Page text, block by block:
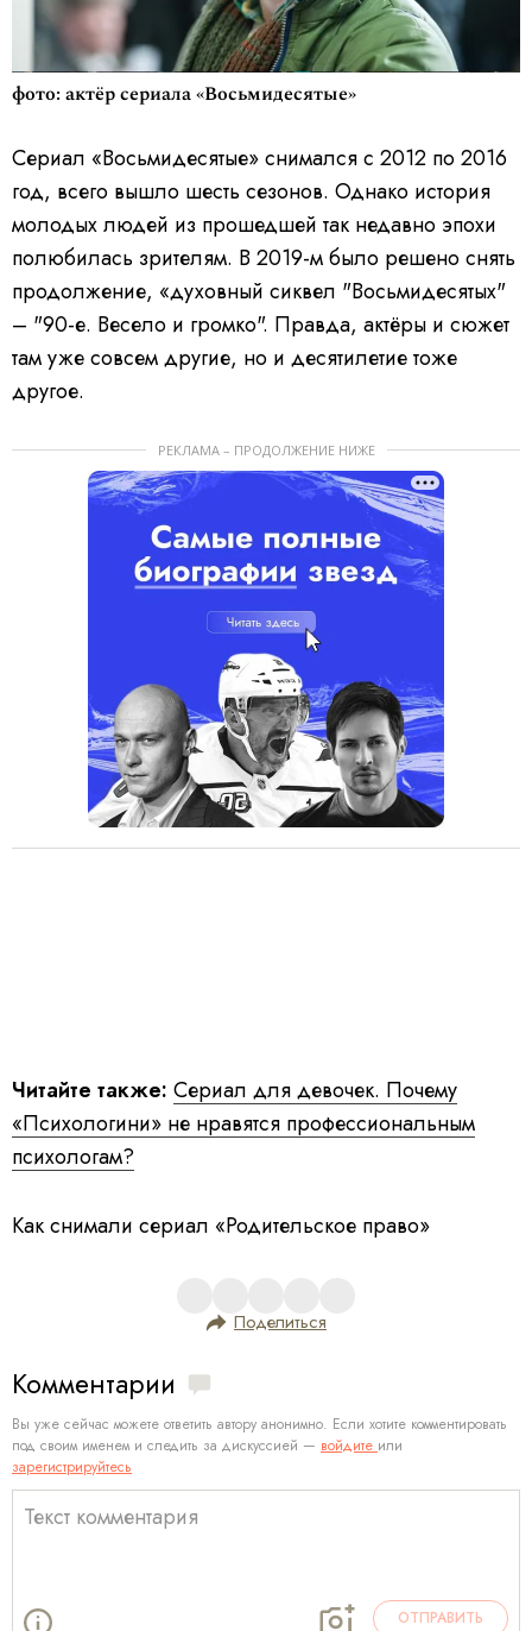
фото: актёр сериала «Восьмидесятые»
Сериал «Восьмидесятые» снимался с 2012 по 2016
год, всего вышло шесть сезонов. Однако история
молодых людей из прошедшей так недавно эпохи
полюбилась зрителям. В 2019-м было решено снять
продолжение, «духовный сиквел "Восьмидесятых"
– "90-е. Весело и громко". Правда, актёры и сюжет
там уже совсем другие, но и десятилетие тоже
другое.
РЕКЛАМА – ПРОДОЛЖЕНИЕ НИЖЕ
Читайте также: Сериал для девочек. Почему
«Психологини» не нравятся профессиональным
психологам?
Как снимали сериал «Родительское право»
Поделиться
Комментарии
Вы уже сейчас можете ответить автору анонимно. Если хотите комментировать
под своим именем и следить за дискуссией — войдите или
зарегистрируйтесь
ОТПРАВИТЬ